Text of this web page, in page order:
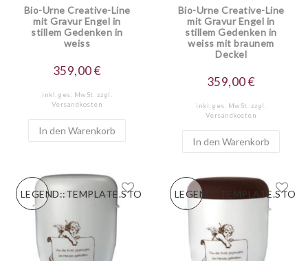
Bio-Urne Creative-Line
mit Gravur Engel in
stillem Gedenken in
weiss
359,00 €
inkl. ges. MwSt. zzgl.
Versandkosten
In den Warenkorb
Bio-Urne Creative-Line
mit Gravur Engel in
stillem Gedenken in
weiss mit braunem
Deckel
359,00 €
inkl. ges. MwSt. zzgl.
Versandkosten
In den Warenkorb
LEGEND::TEMPLATE.STORESPECIALNEW